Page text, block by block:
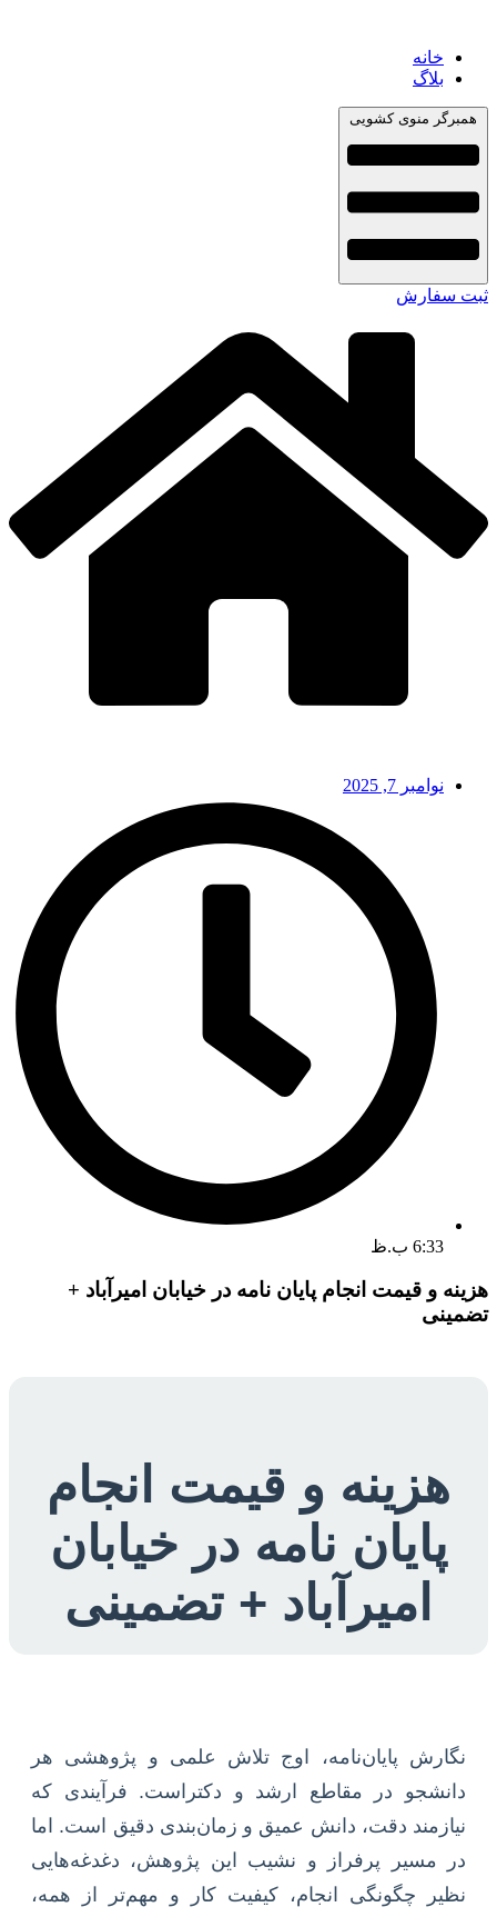
خانه
بلاگ
همبرگر منوی کشویی
ثبت سفارش
نوامبر 7, 2025
6:33 ب.ظ
هزینه و قیمت انجام پایان نامه در خیابان امیرآباد +
تضمینی
هزینه و قیمت انجام
پایان نامه در خیابان
امیرآباد + تضمینی
نگارش پایان‌نامه، اوج تلاش علمی و پژوهشی هر
دانشجو در مقاطع ارشد و دکتراست. فرآیندی که
نیازمند دقت، دانش عمیق و زمان‌بندی دقیق است. اما
در مسیر پرفراز و نشیب این پژوهش، دغدغه‌هایی
نظیر چگونگی انجام، کیفیت کار و مهم‌تر از همه،